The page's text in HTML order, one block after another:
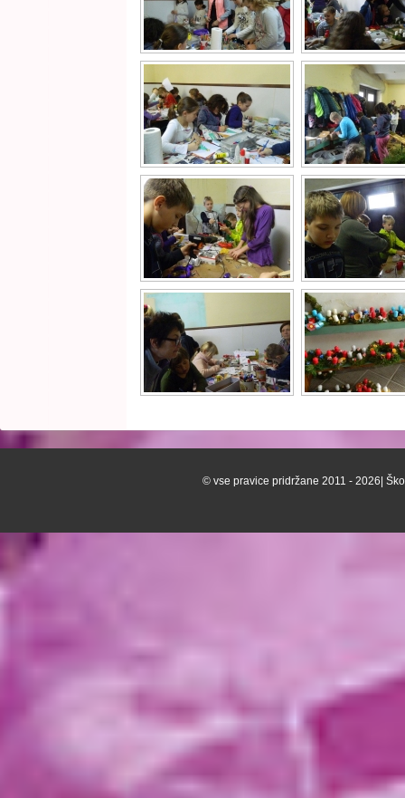
© vse pravice pridržane 2011 - 2026|